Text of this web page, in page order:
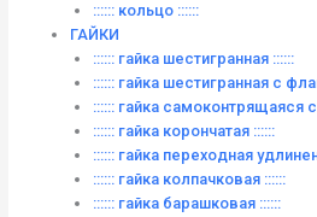
:::::: кольцо ::::::
ГАЙКИ
:::::: гайка шестигранная ::::::
:::::: гайка шестигранная с
:::::: гайка
:::::: гайка корончатая ::::::
:::::: гайка переходная
:::::: гайка колпачковая ::::::
:::::: гайка барашковая ::::::